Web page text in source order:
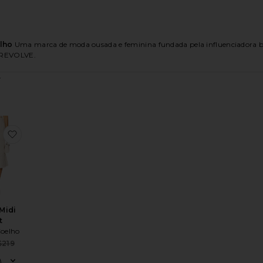
Uma marca de moda ousada e feminina fundada pela influenciadora
Top